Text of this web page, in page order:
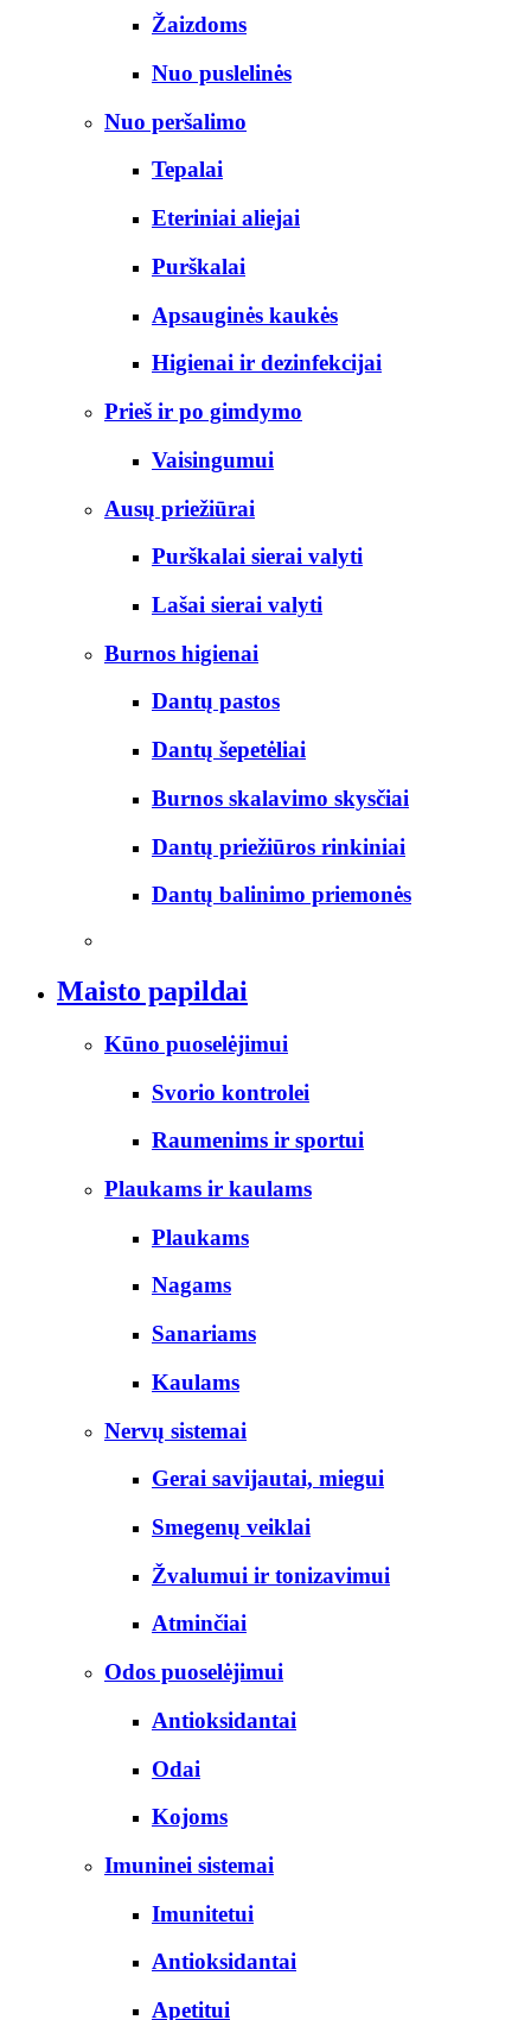
Žaizdoms
Nuo puslelinės
Nuo peršalimo
Tepalai
Eteriniai aliejai
Purškalai
Apsauginės kaukės
Higienai ir dezinfekcijai
Prieš ir po gimdymo
Vaisingumui
Ausų priežiūrai
Purškalai sierai valyti
Lašai sierai valyti
Burnos higienai
Dantų pastos
Dantų šepetėliai
Burnos skalavimo skysčiai
Dantų priežiūros rinkiniai
Dantų balinimo priemonės
Maisto papildai
Kūno puoselėjimui
Svorio kontrolei
Raumenims ir sportui
Plaukams ir kaulams
Plaukams
Nagams
Sanariams
Kaulams
Nervų sistemai
Gerai savijautai, miegui
Smegenų veiklai
Žvalumui ir tonizavimui
Atminčiai
Odos puoselėjimui
Antioksidantai
Odai
Kojoms
Imuninei sistemai
Imunitetui
Antioksidantai
Apetitui